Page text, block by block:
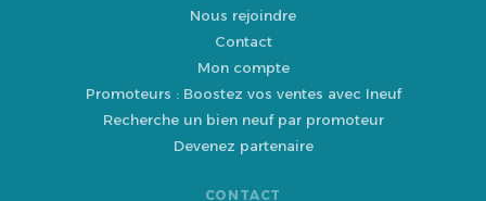
Nous rejoindre
Contact
Mon compte
Promoteurs : Boostez vos ventes avec Ineuf
Recherche un bien neuf par promoteur
Devenez partenaire
CONTACT